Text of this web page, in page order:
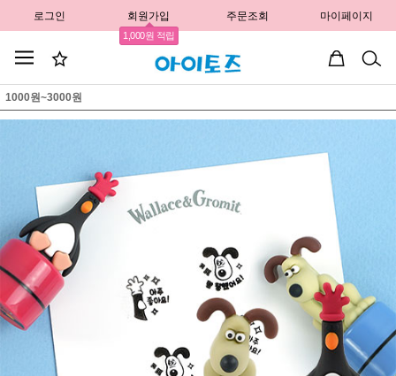
로그인 회원가입
1,000원 적립
주문조회 마이페이지
1000원~3000원